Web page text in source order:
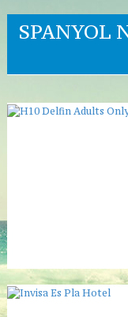
SPANYOL